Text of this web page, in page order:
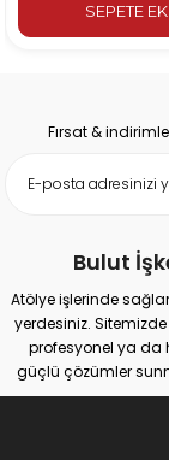
SEPETE
Fırsat &
Bulut
Atölye işlerinde
yerdesiniz.
profesyonel ya da
güçlü çözümler
gibi farklı
marangozluk,